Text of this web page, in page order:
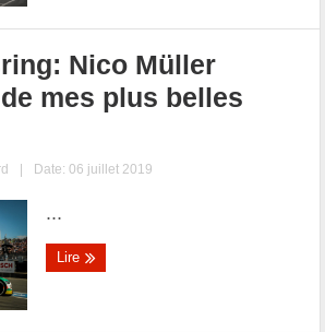
Nico Müller
mes plus belles
| Date: 06 juillet 2019
...
Lire